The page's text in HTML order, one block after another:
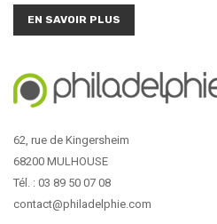
EN SAVOIR PLUS
62, rue de Kingersheim
68200 MULHOUSE
Tél. : 03 89 50 07 08
contact@philadelphie.com